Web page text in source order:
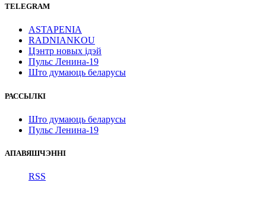
TELEGRAM
ASTAPENIA
RADNIANKOU
Цэнтр новых ідэй
Пульс Ленина-19
Што думаюць беларусы
РАССЫЛКІ
Што думаюць беларусы
Пульс Ленина-19
АПАВЯШЧЭННІ
RSS